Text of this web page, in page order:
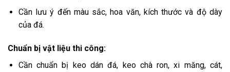
Cần lưu ý đến màu sắc, hoa văn, kích thước và độ dày
của đá.
Chuẩn bị vật liệu thi công:
Cần chuẩn bị keo dán đá, keo chà ron, xi măng, cát,